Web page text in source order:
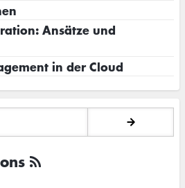
Ansätze und
in der Cloud